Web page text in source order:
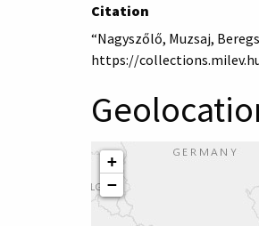
Citation
“Nagyszőlő, Muzsaj,
https://
+
−